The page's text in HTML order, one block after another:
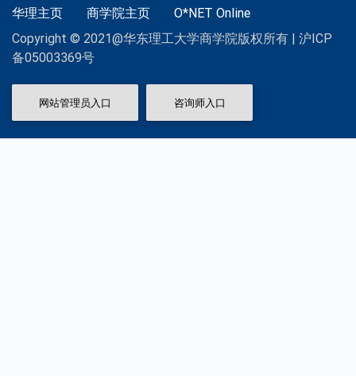
华理主页 商学院主页
O*NET Online
Copyright © 2021@华东理工大学商学院版权所有 | 沪ICP
备05003369号
网站管理员入口 咨询师入口